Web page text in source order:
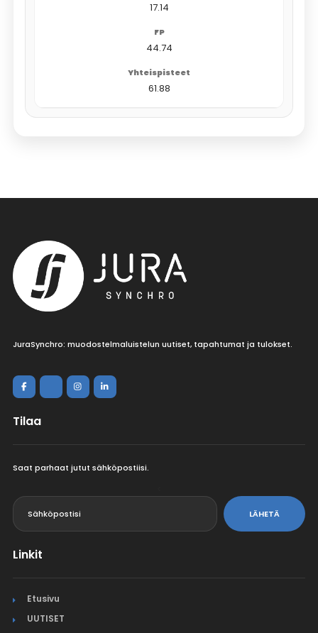
17.14
44.74
61.88
JuraSynchro: muodostelmaluistelun uutiset, tapahtumat ja tulokset.
Tilaa
Saat parhaat jutut sähköpostiisi.
LÄHETÄ
Linkit
Etusivu
UUTISET